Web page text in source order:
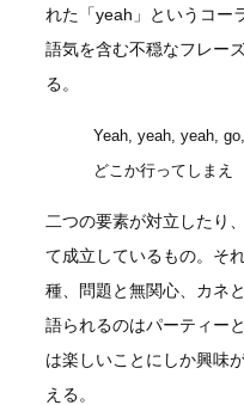
れた「yeah」というコー
語気を含む不穏なフレー
る。
Yeah, yeah, yeah,
どこか行ってしまえ
二つの要素が対立したり
て成立しているもの。そ
種、問題と無関心、カネ
語られるのはパーティー
は楽しいことにしか興味
える。